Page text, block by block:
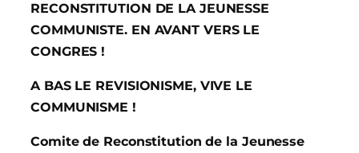
RECONSTITUTION DE LA JEUNESSE
COMMUNISTE. EN AVANT VERS LE
CONGRES !
A BAS LE REVISIONISME, VIVE LE
COMMUNISME !
Comite de Reconstitution de la Jeunesse